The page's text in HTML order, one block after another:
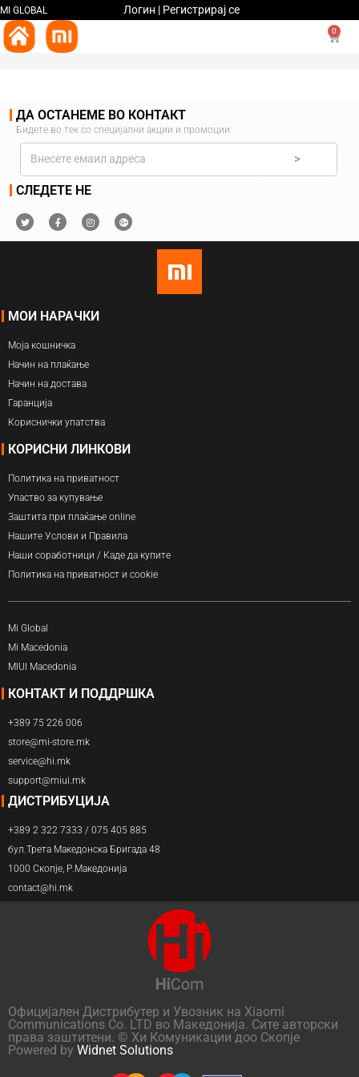
MI GLOBAL Логин | Регистрирај се
0
ДА ОСТАНЕМЕ ВО КОНТАКТ
Бидете во тек со специјални акции и промоции
>
СЛЕДЕТЕ НЕ
МОИ НАРАЧКИ
Моја кошничка
Начин на плаќање
Начин на достава
Гаранција
Кориснички упатства
КОРИСНИ ЛИНКОВИ
Политика на приватност
Упаство за купување
Заштита при плаќање online
Нашите Услови и Правила
Наши соработници / Каде да купите
Политика на приватност и cookie
Mi Global
Mi Macedonia
MIUI Macedonia
КОНТАКТ И ПОДДРШКА
+389 75 226 006
store@mi-store.mk
service@hi.mk
support@miui.mk
ДИСТРИБУЦИЈА
+389 2 322 7333 / 075 405 885
бул.Трета Македонска Бригада 48
1000 Скопје, Р.Македонија
contact@hi.mk
Официјален Дистрибутер и Увозник на Xiaomi
Communications Co. LTD во Македонија. Сите авторски
права заштитени. © Хи Комуникации доо Скопје
Powered by Widnet Solutions